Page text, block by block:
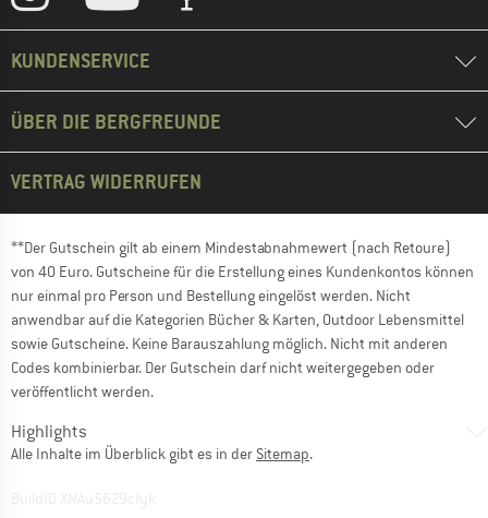
KUNDENSERVICE
ÜBER DIE BERGFREUNDE
VERTRAG WIDERRUFEN
**Der Gutschein gilt ab einem Mindestabnahmewert (nach Retoure)
von 40 Euro. Gutscheine für die Erstellung eines Kundenkontos können
nur einmal pro Person und Bestellung eingelöst werden. Nicht
anwendbar auf die Kategorien Bücher & Karten, Outdoor Lebensmittel
sowie Gutscheine. Keine Barauszahlung möglich. Nicht mit anderen
Codes kombinierbar. Der Gutschein darf nicht weitergegeben oder
veröffentlicht werden.
Highlights
Alle Inhalte im Überblick gibt es in der Sitemap.